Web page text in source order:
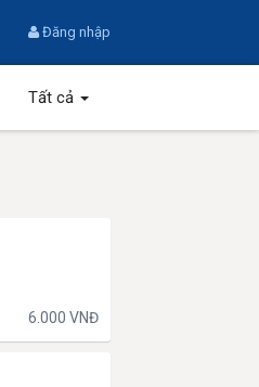
Đăng nhập
Tất cả
6.000 VNĐ